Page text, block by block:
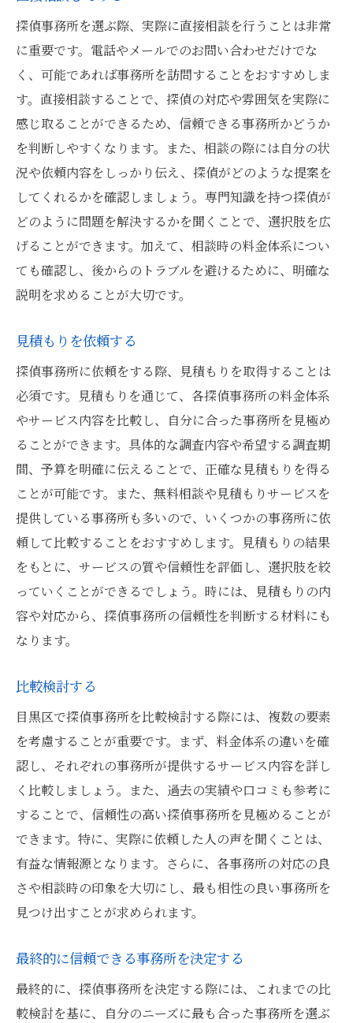
探偵事務所を選ぶ際、実際に直接相談を行うことは非常
に重要です。電話やメールでのお問い合わせだけでな
く、可能であれば事務所を訪問することをおすすめしま
す。直接相談することで、探偵の対応や雰囲気を実際に
感じ取ることができるため、信頼できる事務所かどうか
を判断しやすくなります。また、相談の際には自分の状
況や依頼内容をしっかり伝え、探偵がどのような提案を
してくれるかを確認しましょう。専門知識を持つ探偵が
どのように問題を解決するかを聞くことで、選択肢を広
げることができます。加えて、相談時の料金体系につい
ても確認し、後からのトラブルを避けるために、明確な
説明を求めることが大切です。
見積もりを依頼する
探偵事務所に依頼をする際、見積もりを取得することは
必須です。見積もりを通じて、各探偵事務所の料金体系
やサービス内容を比較し、自分に合った事務所を見極め
ることができます。具体的な調査内容や希望する調査期
間、予算を明確に伝えることで、正確な見積もりを得る
ことが可能です。また、無料相談や見積もりサービスを
提供している事務所も多いので、いくつかの事務所に依
頼して比較することをおすすめします。見積もりの結果
をもとに、サービスの質や信頼性を評価し、選択肢を絞
っていくことができるでしょう。時には、見積もりの内
容や対応から、探偵事務所の信頼性を判断する材料にも
なります。
比較検討する
目黒区で探偵事務所を比較検討する際には、複数の要素
を考慮することが重要です。まず、料金体系の違いを確
認し、それぞれの事務所が提供するサービス内容を詳し
く比較しましょう。また、過去の実績や口コミも参考に
することで、信頼性の高い探偵事務所を見極めることが
できます。特に、実際に依頼した人の声を聞くことは、
有益な情報源となります。さらに、各事務所の対応の良
さや相談時の印象を大切にし、最も相性の良い事務所を
見つけ出すことが求められます。
最終的に信頼できる事務所を決定する
最終的に、探偵事務所を決定する際には、これまでの比
較検討を基に、自分のニーズに最も合った事務所を選ぶ